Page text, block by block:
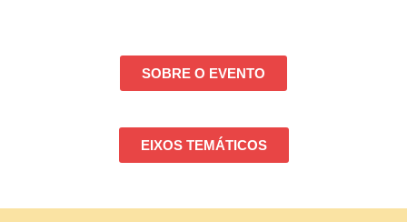
SOBRE O EVENTO
EIXOS TEMÁTICOS